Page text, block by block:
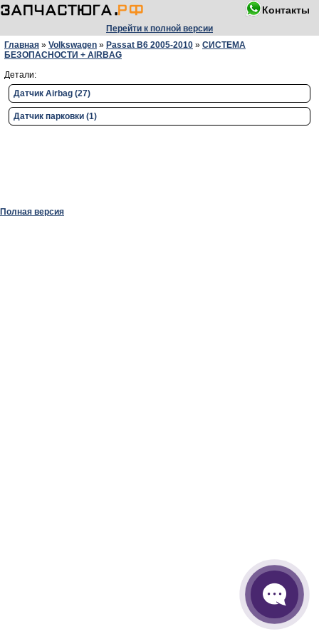
Контакты
Перейти к полной версии
Главная » Volkswagen » Passat B6 2005-2010 » СИСТЕМА
БЕЗОПАСНОСТИ + AIRBAG
Детали:
Датчик Airbag (27)
Датчик парковки (1)
Полная версия